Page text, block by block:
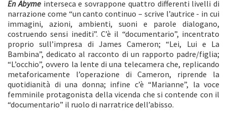
En Abymeinterseca e sovrappone quattro differenti livelli di
narrazione come “un canto continuo – scrive l’autrice - in cui
immagini, azioni, ambienti, suoni e parole dialogano,
costruendo sensi inediti”. C’è il “documentario”, incentrato
proprio sull’impresa di James Cameron; “Lei, Lui e La
Bambina”, dedicato al racconto di un rapporto padre/figlia;
“L’occhio”, ovvero la lente di una telecamera che, replicando
metaforicamente l’operazione di Cameron, riprende la
quotidianità di una donna; infine c’è “Marianne”, la voce
femminile protagonista della vicenda che si contende con il
“documentario” il ruolo di narratrice dell’abisso.